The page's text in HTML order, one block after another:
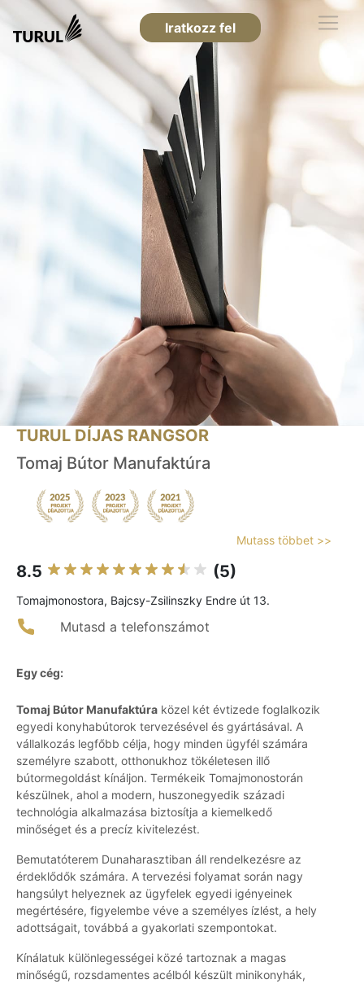
Iratkozz fel
TURUL DÍJAS RANGSOR
Tomaj Bútor Manufaktúra
Mutass többet >>
8.5 (5)
Tomajmonostora, Bajcsy-Zsilinszky Endre út 13.
Mutasd a telefonszámot
Egy cég:
Tomaj Bútor Manufaktúra közel két évtizede foglalkozik
egyedi konyhabútorok tervezésével és gyártásával. A
vállalkozás legfőbb célja, hogy minden ügyfél számára
személyre szabott, otthonukhoz tökéletesen illő
bútormegoldást kínáljon. Termékeik Tomajmonostorán
készülnek, ahol a modern, huszonegyedik századi
technológia alkalmazása biztosítja a kiemelkedő
minőséget és a precíz kivitelezést.
Bemutatóterem Dunaharasztiban áll rendelkezésre az
érdeklődők számára. A tervezési folyamat során nagy
hangsúlyt helyeznek az ügyfelek egyedi igényeinek
megértésére, figyelembe véve a személyes ízlést, a hely
adottságait, továbbá a gyakorlati szempontokat.
Kínálatuk különlegességei közé tartoznak a magas
minőségű, rozsdamentes acélból készült minikonyhák,